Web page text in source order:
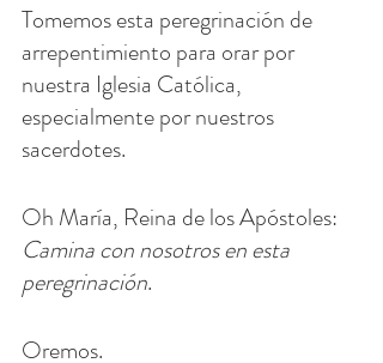
Tomemos esta peregrinación de
arrepentimiento para orar por
nuestra Iglesia Católica,
especialmente por nuestros
sacerdotes.
Oh María, Reina de los Apóstoles:
Camina con nosotros en esta
peregrinación.
Oremos.